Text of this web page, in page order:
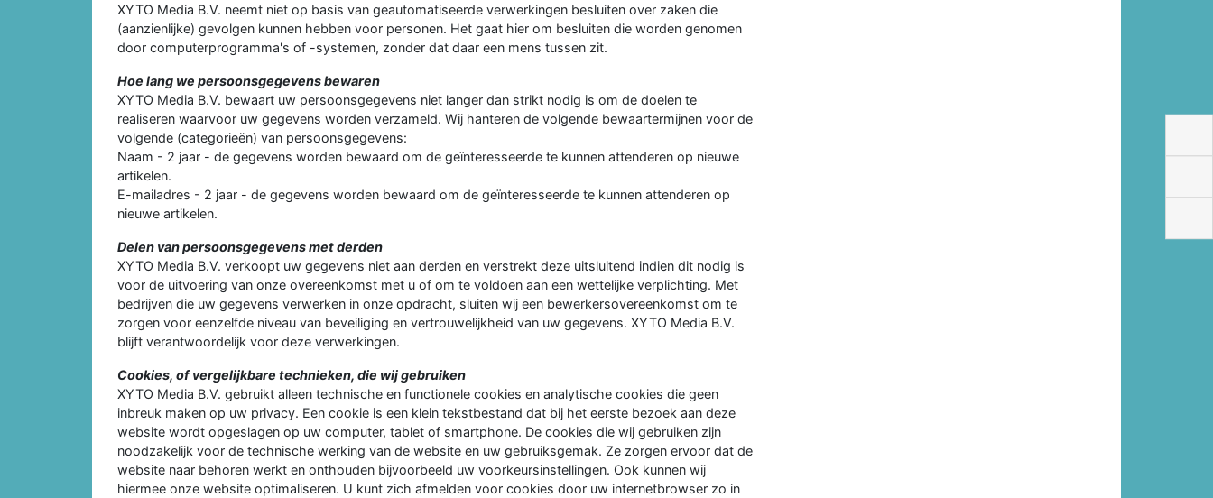
XYTO Media B.V. neemt niet op basis van geautomatiseerde verwerkingen besluiten over zaken die
(aanzienlijke) gevolgen kunnen hebben voor personen. Het gaat hier om besluiten die worden genomen
door computerprogramma's of -systemen, zonder dat daar een mens tussen zit.
Hoe lang we persoonsgegevens bewaren
XYTO Media B.V. bewaart uw persoonsgegevens niet langer dan strikt nodig is om de doelen te
realiseren waarvoor uw gegevens worden verzameld. Wij hanteren de volgende bewaartermijnen voor de
volgende (categorieën) van persoonsgegevens:
Naam - 2 jaar - de gegevens worden bewaard om de geïnteresseerde te kunnen attenderen op nieuwe
artikelen.
E-mailadres - 2 jaar - de gegevens worden bewaard om de geïnteresseerde te kunnen attenderen op
nieuwe artikelen.
Delen van persoonsgegevens met derden
XYTO Media B.V. verkoopt uw gegevens niet aan derden en verstrekt deze uitsluitend indien dit nodig is
voor de uitvoering van onze overeenkomst met u of om te voldoen aan een wettelijke verplichting. Met
bedrijven die uw gegevens verwerken in onze opdracht, sluiten wij een bewerkersovereenkomst om te
zorgen voor eenzelfde niveau van beveiliging en vertrouwelijkheid van uw gegevens. XYTO Media B.V.
blijft verantwoordelijk voor deze verwerkingen.
Cookies, of vergelijkbare technieken, die wij gebruiken
XYTO Media B.V. gebruikt alleen technische en functionele cookies en analytische cookies die geen
inbreuk maken op uw privacy. Een cookie is een klein tekstbestand dat bij het eerste bezoek aan deze
website wordt opgeslagen op uw computer, tablet of smartphone. De cookies die wij gebruiken zijn
noodzakelijk voor de technische werking van de website en uw gebruiksgemak. Ze zorgen ervoor dat de
website naar behoren werkt en onthouden bijvoorbeeld uw voorkeursinstellingen. Ook kunnen wij
hiermee onze website optimaliseren. U kunt zich afmelden voor cookies door uw internetbrowser zo in